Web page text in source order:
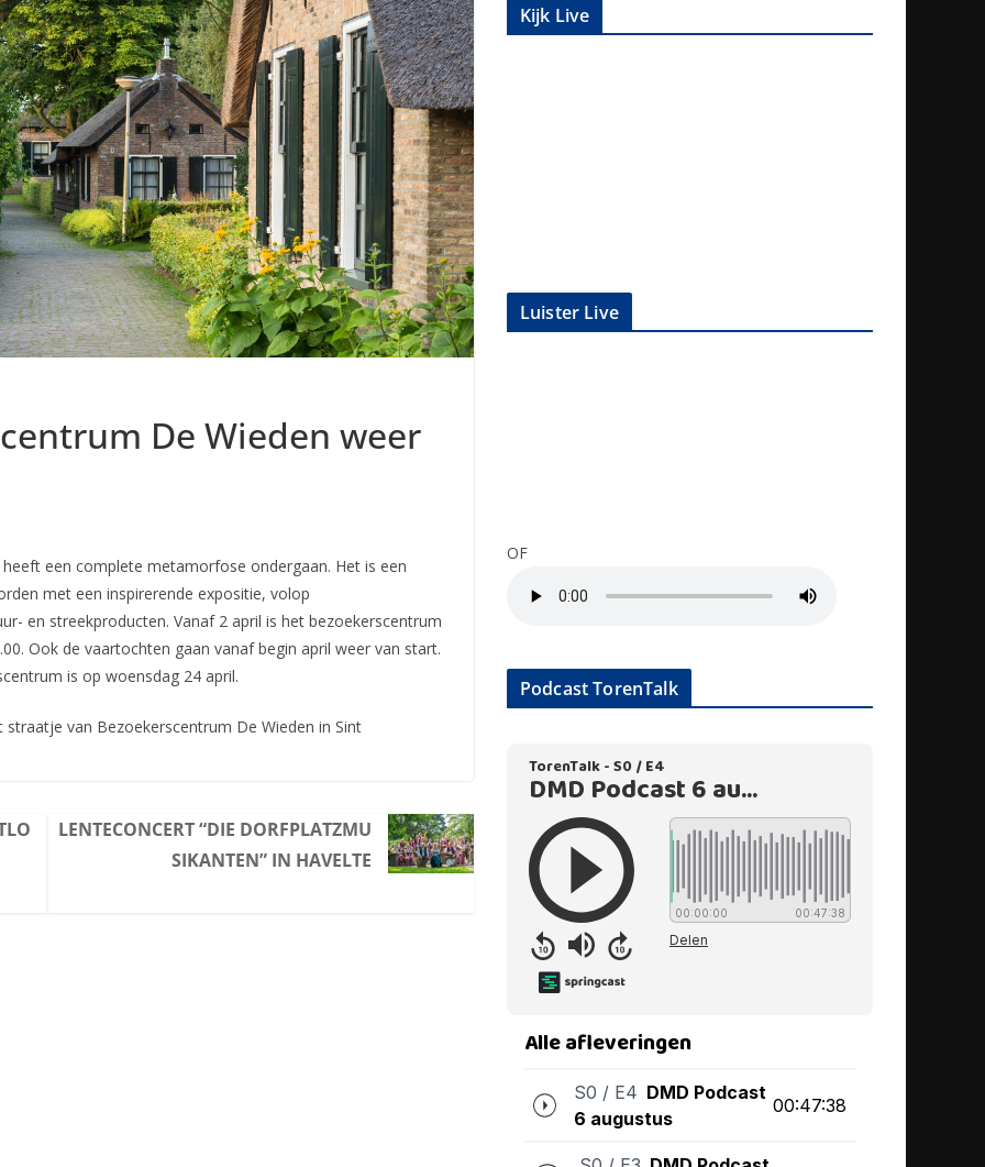
De Wieden weer
een complete metamorfose ondergaan. Het is een
met een inspirerende expositie, volop
en streekproducten. Vanaf 2 april is het bezoekerscentrum
Ook de vaartochten gaan vanaf begin april weer van start.
is op woensdag 24 april.
van Bezoekerscentrum De Wieden in Sint
LENTECONCERT “DIE DORFPLATZMU
SIKANTEN” IN HAVELTE
Kijk Live
Luister Live
OF
Podcast TorenTalk